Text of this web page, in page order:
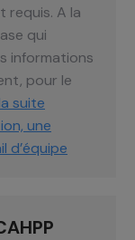
requis. A la
qui
informations
pour le
suite
une
d’équipe